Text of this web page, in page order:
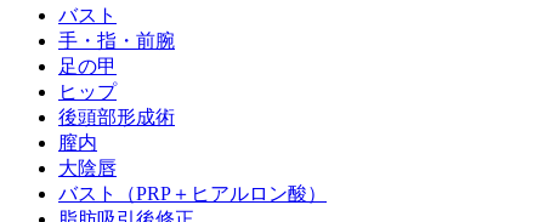
バスト
手・指・前腕
足の甲
ヒップ
後頭部形成術
膣内
大陰唇
バスト（PRP＋ヒアルロン酸）